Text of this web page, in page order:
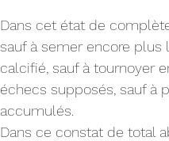
Dans cet état de
sauf à semer encore plus
calcifié, sauf à tournoyer
échecs supposés, sauf à
accumulés.
Dans ce constat de total